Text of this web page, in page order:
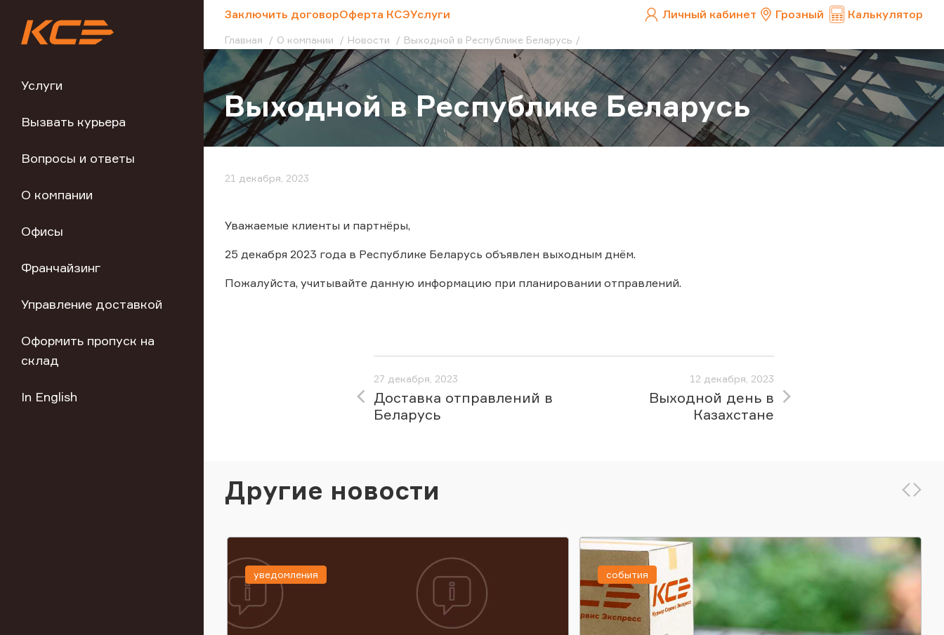
Услуги
Вызвать курьера
Вопросы и ответы
О компании
Офисы
Франчайзинг
Управление доставкой
Оформить пропуск на
склад
In English
Заключить договорОферта КСЭУслуги Личный кабинет Грозный Калькулятор
Главная О компании Новости Выходной в Республике Беларусь
Выходной в Республике Беларусь
21 декабря, 2023
Уважаемые клиенты и партнёры,
25 декабря 2023 года в Республике Беларусь объявлен выходным днём.
Пожалуйста, учитывайте данную информацию при планировании отправлений.
27 декабря, 2023
Доставка отправлений в
Беларусь
12 декабря, 2023
Выходной день в
Казахстане
Другие новости
уведомления события